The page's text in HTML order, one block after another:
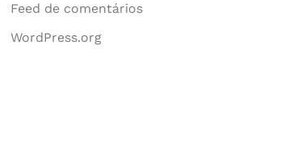
Feed de comentários
WordPress.org